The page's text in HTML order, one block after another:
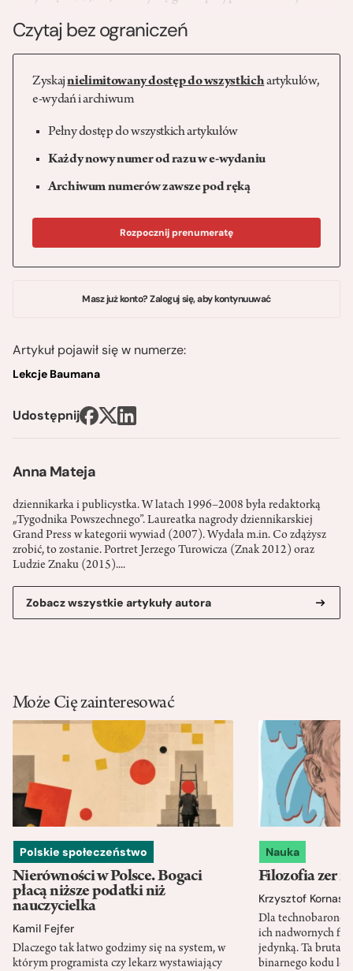
Anna Mateja
dziennikarka i publicystka. W latach 1996–2008 była redaktorką
„Tygodnika Powszechnego”. Laureatka nagrody dziennikarskiej
Grand Press w kategorii wywiad (2007). Wydała m.in. Co zdążysz
zrobić, to zostanie. Portret Jerzego Turowicza (Znak 2012) oraz
Ludzie Znaku (2015)....
Zobacz wszystkie artykuły autora
Czytaj bez ograniczeń
Zyskajnielimitowany dostęp do wszystkichartykułów,
e-wydań i archiwum
Pełny dostęp do wszystkich artykułów
Każdy nowy numer od razu w e-wydaniu
Archiwum numerów zawsze pod ręką
Rozpocznij prenumeratę
Masz już konto? Zaloguj się, aby kontynuuwać
Artykuł pojawił się w numerze:
Lekcje Baumana
Udostępnij
Może Cię zainteresować
Polskie społeczeństwo
Nierówności w Polsce. Bogaci
płacą niższe podatki niż
nauczycielka
Kamil Fejfer
Dlaczego tak łatwo godzimy się na system, w
którym programista czy lekarz wystawiający
Nauka
Filozofia zer i
Krzysztof Kornas
Dla
ich nadwornych
jedynką. Ta
binarnego kodu